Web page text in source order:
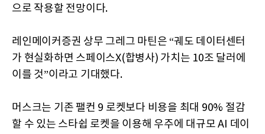
으로 작용할 전망이다.
레인메이커증권 상무 그레그 마틴은 “궤도 데이터센터
가 현실화하면 스페이스X(합병사) 가치는 10조 달러에
이를 것”이라고 기대했다.
머스크는 기존 팰컨 9 로켓보다 비용을 최대 90% 절감
할 수 있는 스타쉽 로켓을 이용해 우주에 대규모 AI 데이